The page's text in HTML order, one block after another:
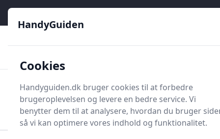
HandyGuiden
Søg nu
Søg nu
HandyGuiden
Cookies
Handyguiden.dk bruger cookies til at forbedre
brugeroplevelsen og levere en bedre service. Vi
benytter dem til at analysere, hvordan du bruger
så vi kan optimere vores indhold og funktionalitet.